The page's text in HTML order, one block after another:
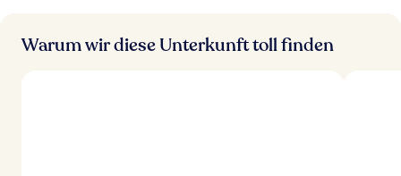
Warum wir diese Unterkunft toll finden